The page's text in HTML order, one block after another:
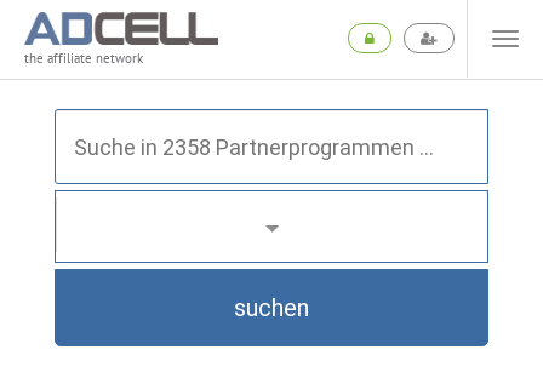
the affiliate network
suchen